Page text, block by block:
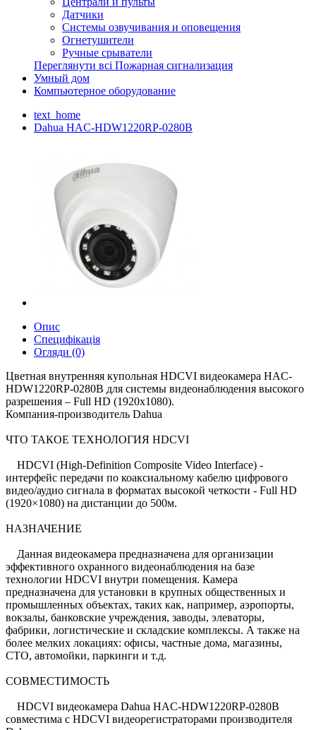
Датчики
Системы озвучивания и оповещения
Огнетушители
Ручные срыватели
Переглянути всі Пожарная сигнализация
Умный дом
Компьютерное оборудование
text_home
Dahua HAC-HDW1220RP-0280B
Опис
Специфікація
Огляди (0)
Цветная внутренняя купольная HDCVI видеокамера HAC-
HDW1220RP-0280B для системы видеонаблюдения высокого
разрешения – Full HD (1920x1080).
Компания-производитель Dahua
ЧТО ТАКОЕ ТЕХНОЛОГИЯ HDCVI
HDCVI (High-Definition Composite Video Interface) -
интерфейс передачи по коаксиальному кабелю цифрового
видео/аудио сигнала в форматах высокой четкости - Full HD
(1920×1080) на дистанции до 500м.
НАЗНАЧЕНИЕ
Данная видеокамера предназначена для организации
эффективного охранного видеонаблюдения на базе
технологии HDCVI внутри помещения. Камера
предназначена для установки в крупных общественных и
промышленных объектах, таких как, например, аэропорты,
вокзалы, банковские учреждения, заводы, элеваторы,
фабрики, логистические и складские комплексы. А также на
более мелких локациях: офисы, частные дома, магазины,
СТО, автомойки, паркинги и т.д.
СОВМЕСТИМОСТЬ
HDCVI видеокамера Dahua HAC-HDW1220RP-0280B
совместима с HDCVI видеорегистраторами производителя